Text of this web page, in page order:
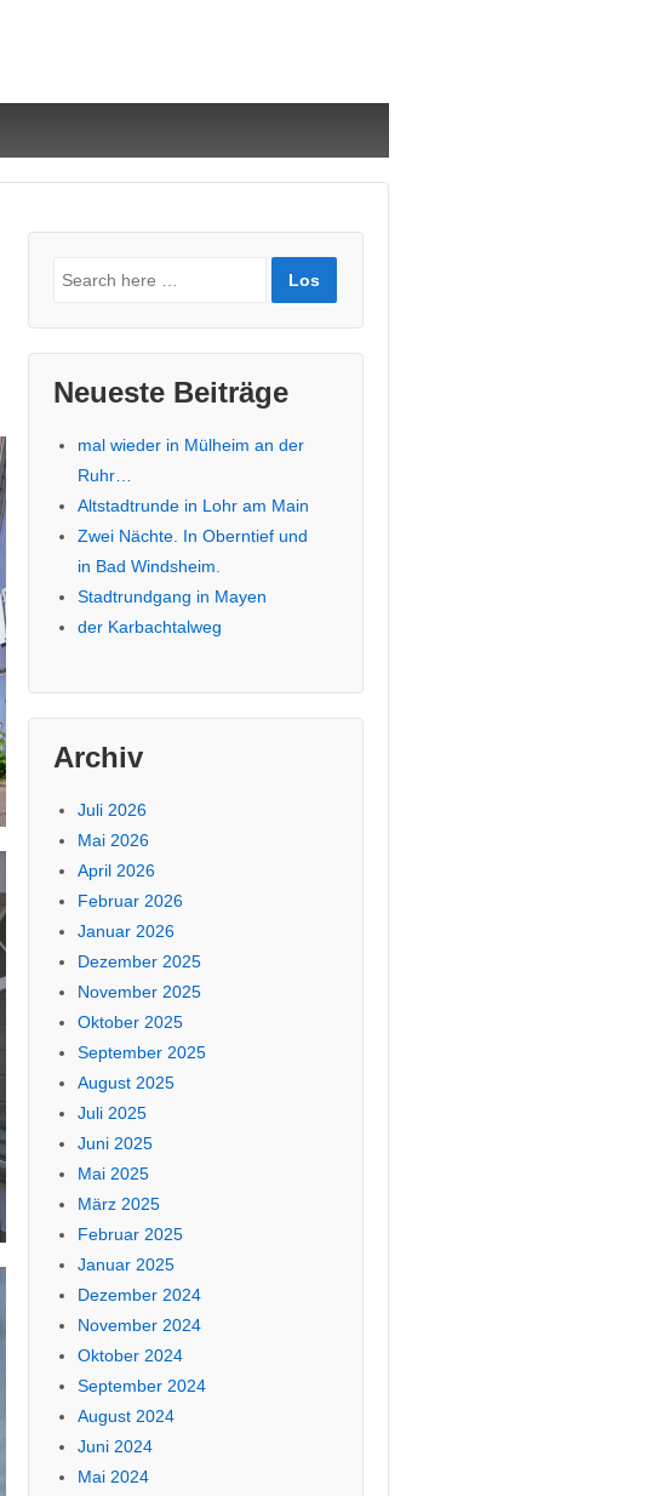
Suche
Neueste Beiträge
mal wieder in Mülheim an der
Ruhr…
Altstadtrunde in Lohr am Main
Zwei Nächte. In Oberntief und
in Bad Windsheim.
Stadtrundgang in Mayen
der Karbachtalweg
Archiv
Juli 2026
Mai 2026
April 2026
Februar 2026
Januar 2026
Dezember 2025
November 2025
Oktober 2025
September 2025
August 2025
Juli 2025
Juni 2025
Mai 2025
März 2025
Februar 2025
Januar 2025
Dezember 2024
November 2024
Oktober 2024
September 2024
August 2024
Juni 2024
Mai 2024